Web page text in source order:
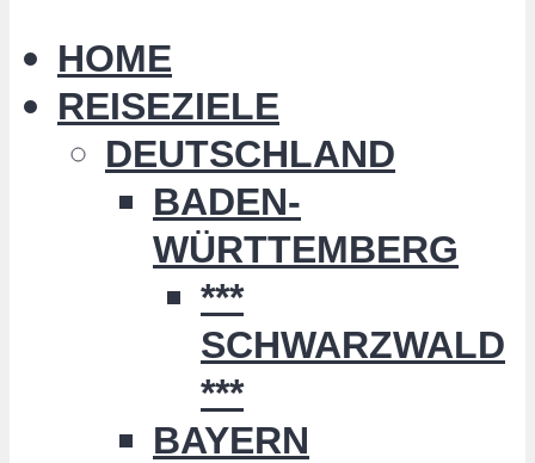
HOME
REISEZIELE
DEUTSCHLAND
BADEN-
WÜRTTEMBERG
***
SCHWARZWALD
***
BAYERN